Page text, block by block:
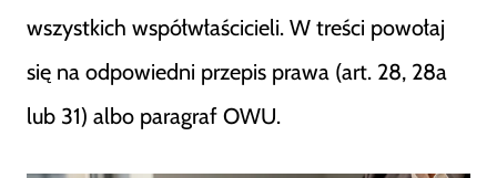
wszystkich współwłaścicieli. W treści powołaj
się na odpowiedni przepis prawa (art. 28, 28a
lub 31) albo paragraf OWU.